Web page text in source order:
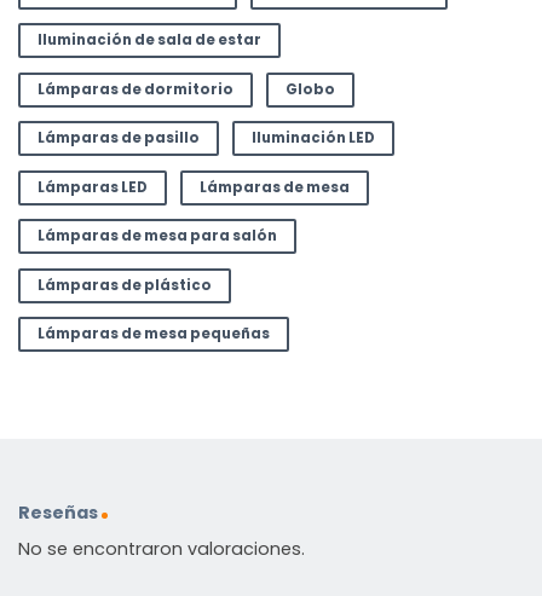
Iluminación de sala de estar
Lámparas de dormitorio Globo
Lámparas de pasillo Iluminación LED
Lámparas LED Lámparas de mesa
Lámparas de mesa para salón
Lámparas de plástico
Lámparas de mesa pequeñas
Reseñas
No se encontraron valoraciones.